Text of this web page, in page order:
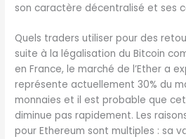
son caractère décentralisé et ses
Quels traders utiliser pour des
suite à la légalisation du Bitcoin
en France, le marché de l’Ether a
représente actuellement 30% du
monnaies et il est probable que
diminue pas rapidement. Les
pour Ethereum sont multiples : sa